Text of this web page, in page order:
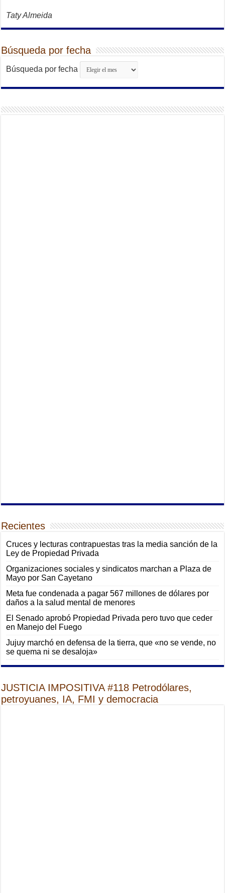
Taty Almeida
Búsqueda por fecha
Búsqueda por fecha
Recientes
Cruces y lecturas contrapuestas tras la media sanción de la
Ley de Propiedad Privada
Organizaciones sociales y sindicatos marchan a Plaza de
Mayo por San Cayetano
Meta fue condenada a pagar 567 millones de dólares por
daños a la salud mental de menores
El Senado aprobó Propiedad Privada pero tuvo que ceder
en Manejo del Fuego
Jujuy marchó en defensa de la tierra, que «no se vende, no
se quema ni se desaloja»
JUSTICIA IMPOSITIVA #118 Petrodólares,
petroyuanes, IA, FMI y democracia